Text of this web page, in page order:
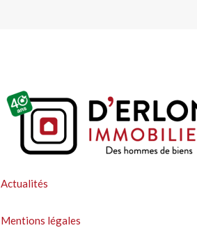
Actualités
Mentions légales